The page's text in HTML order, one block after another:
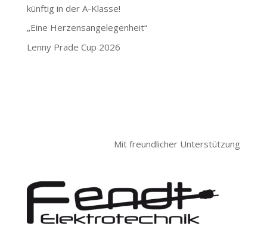
künftig in der A-Klasse!
„Eine Herzensangelegenheit“
Lenny Prade Cup 2026
Mit freundlicher Unterstützung